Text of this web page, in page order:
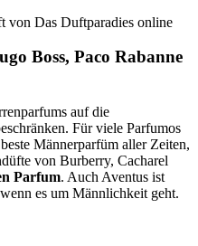
Boss, Paco Rabanne
auf die
Für viele Parfumos
Männerparfüm aller Zeiten,
von Burberry, Cacharel
Parfum. Auch Aventus ist
es um Männlichkeit geht.